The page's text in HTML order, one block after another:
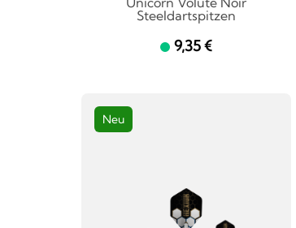
Steeldartspitzen
9,35 €
Neu